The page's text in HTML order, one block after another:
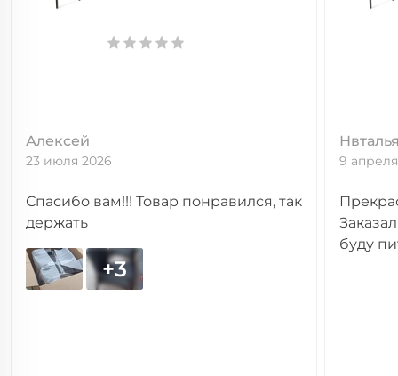
Алексей
23 июля 2026
Спасибо вам!!! Товар понравился, так
держать
+3
9
буду